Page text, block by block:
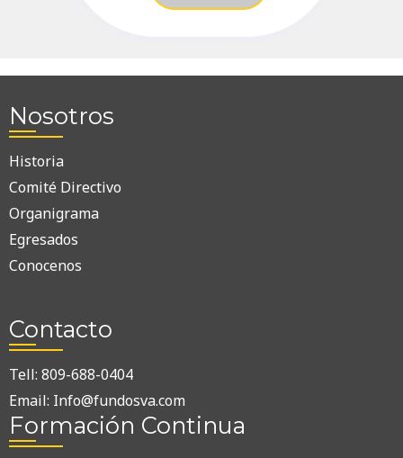
Nosotros
Historia
Comité Directivo
Organigrama
Egresados
Conocenos
Contacto
Tell: 809-688-0404
Email: Info@fundosva.com
Formación Continua